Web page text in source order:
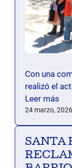
Con una
realizó el
Leer más
24 marzo, 2026
SANTA